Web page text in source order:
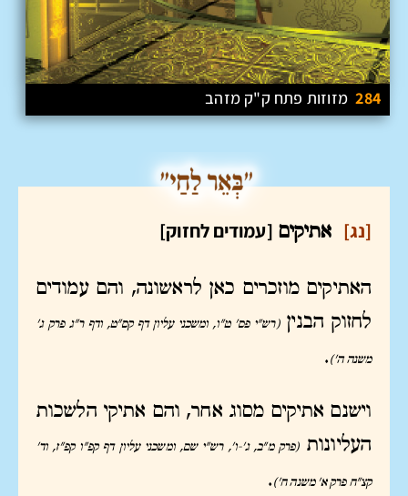
284 מזוזות פתח ק"ק מזהב
[נג] אתיקים [עמודים לחזוק]
האתיקים מוזכרים כאן לראשונה, והם עמודים
לחזוק הבנין(רש"י פס' ט"ו, ומשכני עליון דף קס"ט, ודף ר"ג פרק ג'
משנה ה').
וישנם אתיקים מסוג אחר, והם אתיקי הלשכות
העליונות (פרק מ"ב, ג'-ו', רש"י שם, ומשכני עליון דף קפ"ו קפ"ז, וד'
קצ"ח פרק א' משנה ח').